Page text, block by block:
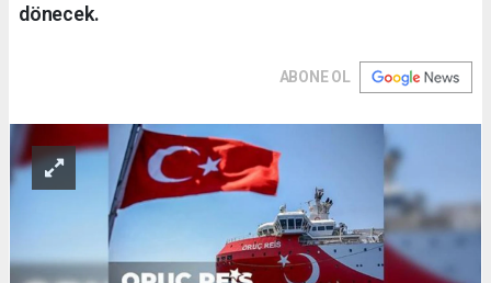
dönecek.
ABONE OL